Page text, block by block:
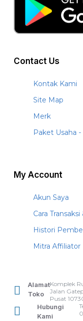
Contact Us
Kontak Kami
Site Map
Merk
Paket Usaha
My Account
Akun Saya
Cara
Histori
Mitra Affiliator
Alamat
Toko
Komplek
Jalan
Pusat
Hubungi
Kami